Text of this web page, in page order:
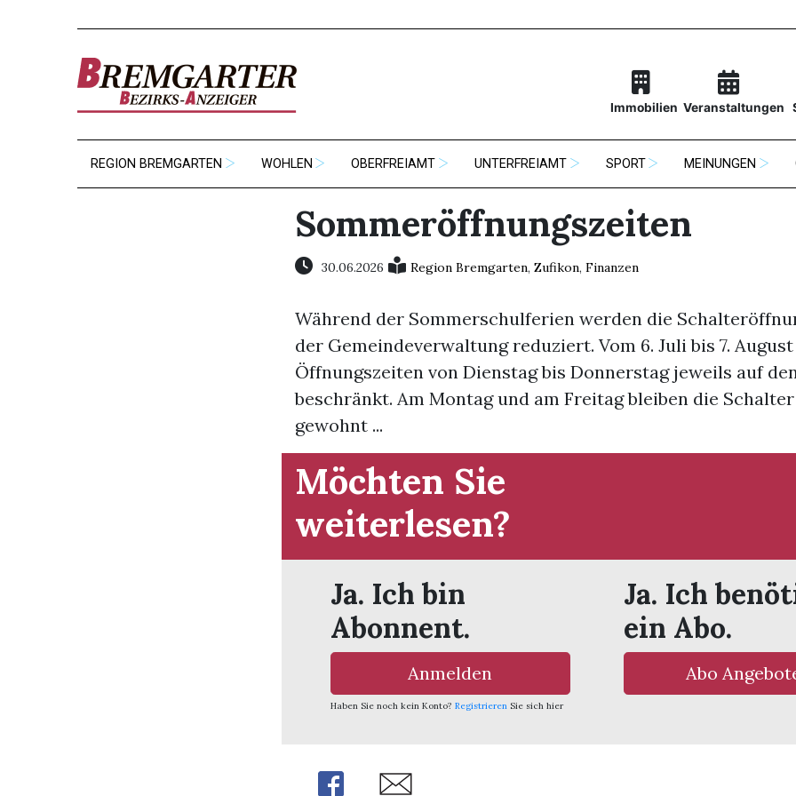
Immobilien Veranstaltungen
REGION BREMGARTEN WOHLEN OBERFREIAMT UNTERFREIAMT SPORT MEINUNGEN
Sommeröffnungszeiten
30.06.2026 Region Bremgarten, Zufikon, Finanzen
Während der Sommerschulferien werden die
der Gemeindeverwaltung reduziert. Vom 6. Juli bis 7.
Öffnungszeiten von Dienstag bis Donnerstag jeweils auf
beschränkt. Am Montag und am Freitag bleiben die
gewohnt ...
Möchten Sie
weiterlesen?
Ja. Ich bin
Abonnent.
Anmelden
Haben Sie noch kein Konto? Registrieren Sie sich hier
Ja. Ich
ein Abo.
Abo
Share Share